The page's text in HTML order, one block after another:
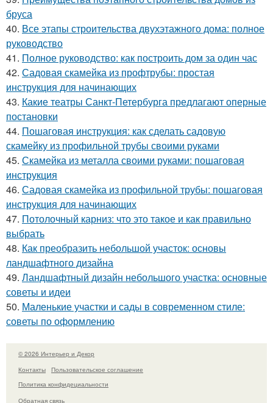
бруса
40. Все этапы строительства двухэтажного дома: полное
руководство
41. Полное руководство: как построить дом за один час
42. Садовая скамейка из профтрубы: простая
инструкция для начинающих
43. Какие театры Санкт-Петербурга предлагают оперные
постановки
44. Пошаговая инструкция: как сделать садовую
скамейку из профильной трубы своими руками
45. Скамейка из металла своими руками: пошаговая
инструкция
46. Садовая скамейка из профильной трубы: пошаговая
инструкция для начинающих
47. Потолочный карниз: что это такое и как правильно
выбрать
48. Как преобразить небольшой участок: основы
ландшафтного дизайна
49. Ландшафтный дизайн небольшого участка: основные
советы и идеи
50. Маленькие участки и сады в современном стиле:
советы по оформлению
© 2026 Интерьер и Декор
Контакты
Пользовательское соглашение
Политика конфидециальности
Обратная связь